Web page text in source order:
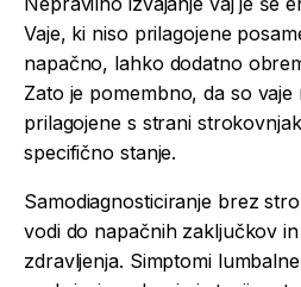
Vaje, ki niso prilagojene
napačno, lahko dodatno
Zato je pomembno, da so
prilagojene s strani
specifično stanje.
Samodiagnosticiranje brez
vodi do napačnih zaključkov
zdravljenja. Simptomi